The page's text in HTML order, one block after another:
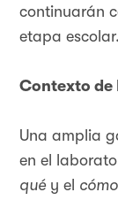
continuarán
etapa escolar.
Contexto de
Una amplia
en el
qué y el cómo